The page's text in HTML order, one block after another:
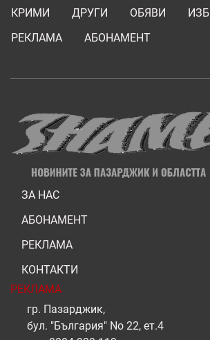
КРИМИ
ДРУГИ ОБЯВИ
РЕКЛАМА
АБОНАМЕНТ
ЗА НАС
АБОНАМЕНТ
РЕКЛАМА
КОНТАКТИ
РЕКЛАМА
гр. Пазарджик,
бул. "България" No 22, ет.4